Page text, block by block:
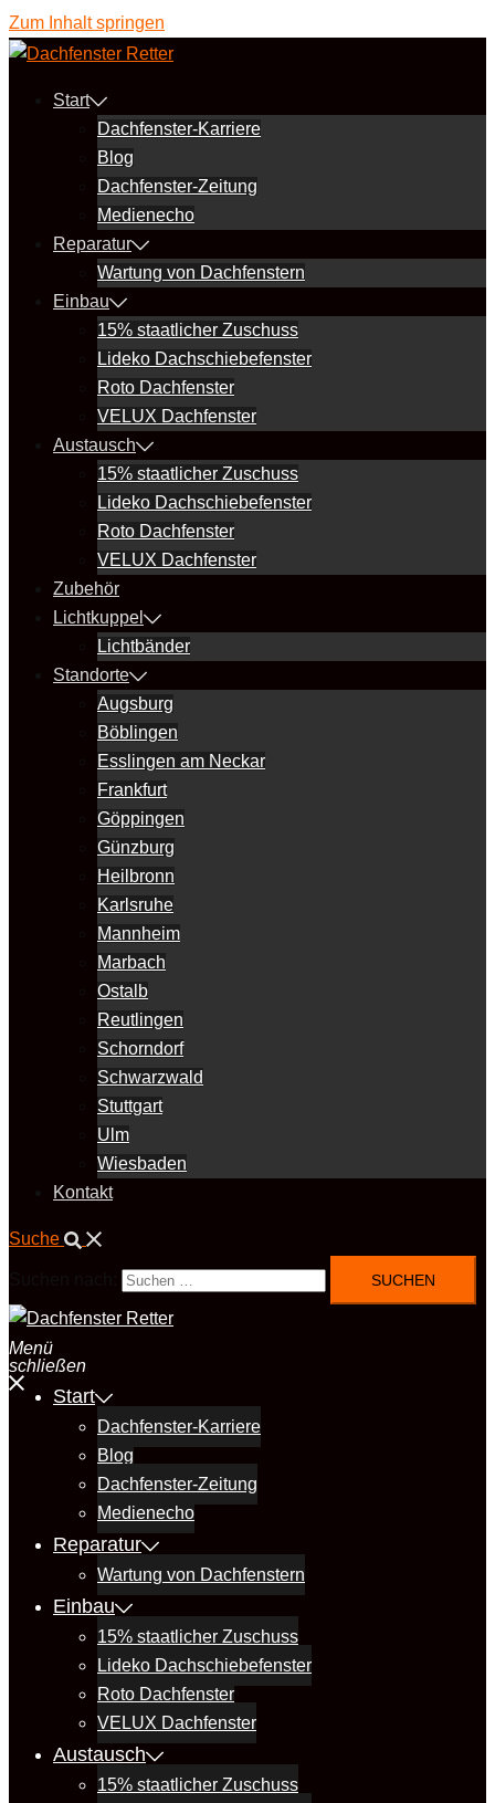
Zum Inhalt springen
Start
Dachfenster-Karriere
Blog
Dachfenster-Zeitung
Medienecho
Reparatur
Wartung von Dachfenstern
Einbau
15% staatlicher Zuschuss
Lideko Dachschiebefenster
Roto Dachfenster
VELUX Dachfenster
Austausch
15% staatlicher Zuschuss
Lideko Dachschiebefenster
Roto Dachfenster
VELUX Dachfenster
Zubehör
Lichtkuppel
Lichtbänder
Standorte
Augsburg
Böblingen
Esslingen am Neckar
Frankfurt
Göppingen
Günzburg
Heilbronn
Karlsruhe
Mannheim
Marbach
Ostalb
Reutlingen
Schorndorf
Schwarzwald
Stuttgart
Ulm
Wiesbaden
Kontakt
Suche
Menü
schließen
Start
Dachfenster-Karriere
Blog
Dachfenster-Zeitung
Medienecho
Reparatur
Wartung von Dachfenstern
Einbau
15% staatlicher Zuschuss
Lideko Dachschiebefenster
Roto Dachfenster
VELUX Dachfenster
Austausch
15% staatlicher Zuschuss